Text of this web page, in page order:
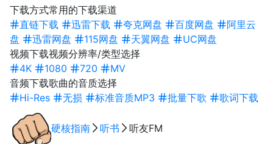
下载方式常用的下载渠道
直链下载
迅雷下载 夸克网盘 百度网盘
阿里云
盘
迅雷网盘 115网盘 天翼网盘
UC网盘
视频下载视频分辨率/类型选择
4K
1080 720
MV
音频下载歌曲的音质选择
Hi-Res
无损 标准音质MP3 批量下歌 歌词下载
硬核指南 听书 听友FM